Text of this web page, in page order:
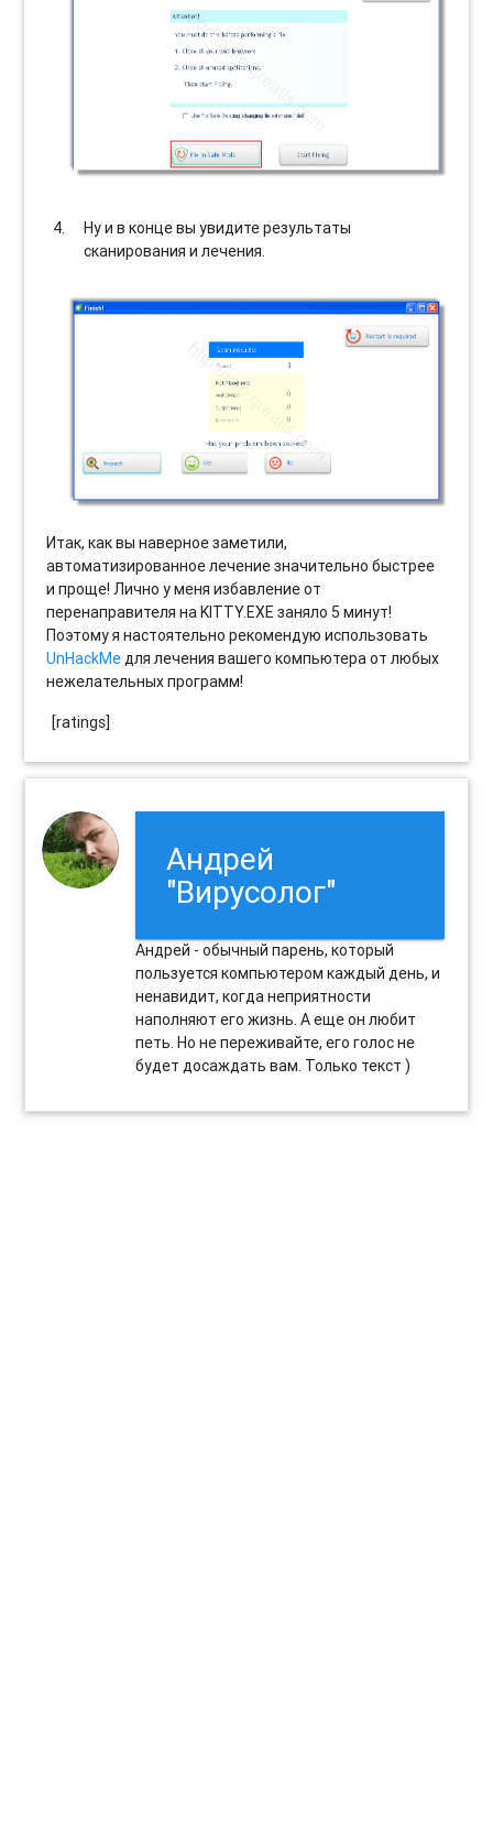
Ну и в конце вы увидите результаты
сканирования и лечения.
Итак, как вы наверное заметили,
автоматизированное лечение значительно быстрее
и проще! Лично у меня избавление от
перенаправителя на KITTY.EXE заняло 5 минут!
Поэтому я настоятельно рекомендую использовать
UnHackMeдля лечения вашего компьютера от любых
нежелательных программ!
[ratings]
Андрей
"Вирусолог"
Андрей - обычный парень, который
пользуется компьютером каждый день, и
ненавидит, когда неприятности
наполняют его жизнь. А еще он любит
петь. Но не переживайте, его голос не
будет досаждать вам. Только текст )